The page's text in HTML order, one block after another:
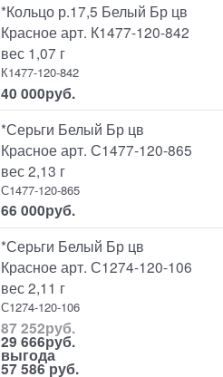
*Кольцо р.17,5 Белый Бр цв
Красное арт. К1477-120-842
вес 1,07 г
К1477-120-842
40 000руб.
*Серьги Белый Бр цв
Красное арт. С1477-120-865
вес 2,13 г
С1477-120-865
66 000руб.
*Серьги Белый Бр цв
Красное арт. С1274-120-106
вес 2,11 г
С1274-120-106
87 252руб.
29 666руб.
выгода
57 586 руб.